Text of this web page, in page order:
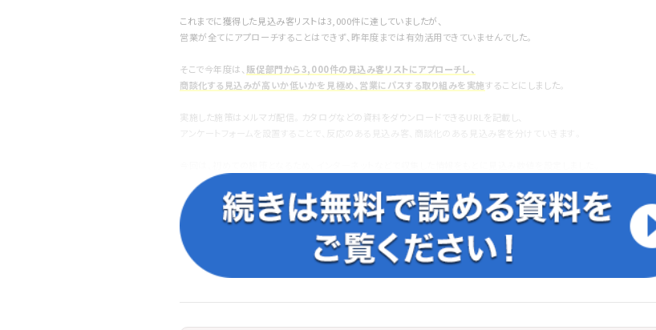
これまでに獲得した見込み客リストは3,000件に達していましたが、
営業が全てにアプローチすることはできず、昨年度までは有効活用できていませんでした。
そこで今年度は、 販促部門から3,000件の見込み客リストにアプローチし、
商談化する見込みが高いか低いかを見極め、営業にパスする取り組みを実施 することにしました。
実施した施策はメルマガ配信。カタログなどの資料をダウンロードできるURLを記載し、